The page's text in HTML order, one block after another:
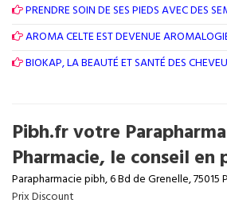
PRENDRE SOIN DE SES PIEDS AVEC DES
AROMA CELTE EST DEVENUE
BIOKAP, LA BEAUTÉ ET SANTÉ DES
Pibh.fr votre
Pharmacie, le conseil en
Parapharmacie pibh, 6 Bd de Grenelle, 75015
Prix Discount